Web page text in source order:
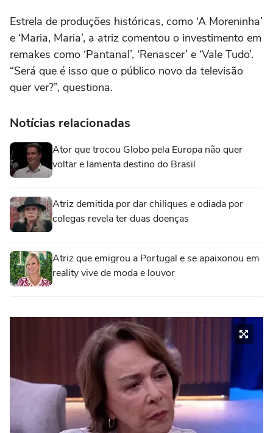
Estrela de produções históricas, como ‘A Moreninha’
e ‘Maria, Maria’, a atriz comentou o investimento em
remakes como ‘Pantanal’, ‘Renascer’ e ‘Vale Tudo’.
“Será que é isso que o público novo da televisão
quer ver?”, questiona.
Notícias relacionadas
Ator que trocou Globo pela Europa não quer
voltar e lamenta destino do Brasil
Atriz demitida por dar chiliques e odiada por
colegas revela ter duas doenças
Atriz que emigrou a Portugal e se apaixonou em
reality vive de moda e louvor